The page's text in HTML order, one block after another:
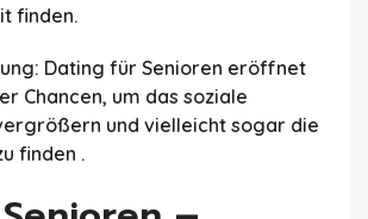
finden.
Dating für Senioren eröffnet
Chancen, um das soziale
und vielleicht sogar die
finden .